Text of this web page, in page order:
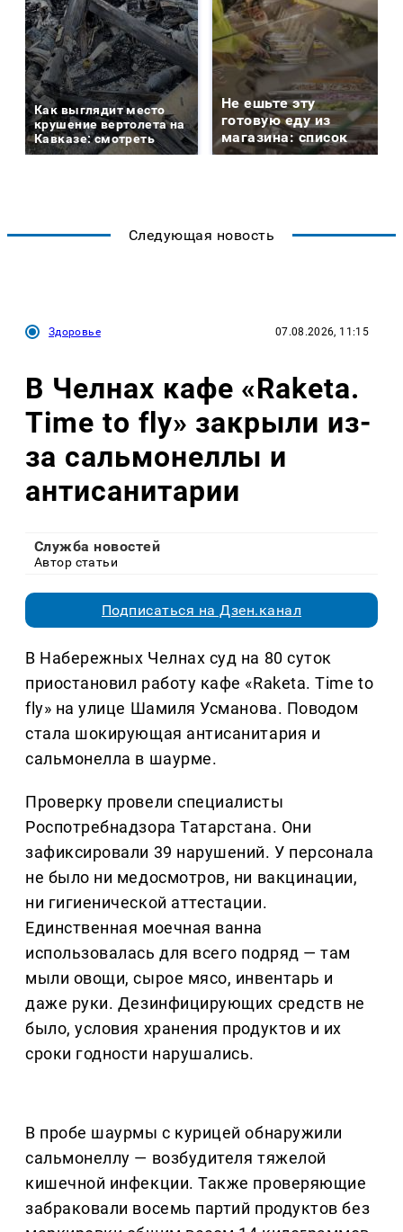
Как выглядит место
крушение вертолета на
Кавказе: смотреть
Не ешьте эту
готовую еду из
магазина: список
Следующая новость
Здоровье 07.08.2026, 11:15
В Челнах кафе «Raketa.
Time to fly» закрыли из-
за сальмонеллы и
антисанитарии
Служба новостей
Автор статьи
Подписаться на Дзен.канал
В Набережных Челнах суд на 80 суток
приостановил работу кафе «Raketa. Time to
fly» на улице Шамиля Усманова. Поводом
стала шокирующая антисанитария и
сальмонелла в шаурме.
Проверку провели специалисты
Роспотребнадзора Татарстана. Они
зафиксировали 39 нарушений. У персонала
не было ни медосмотров, ни вакцинации,
ни гигиенической аттестации.
Единственная моечная ванна
использовалась для всего подряд — там
мыли овощи, сырое мясо, инвентарь и
даже руки. Дезинфицирующих средств не
было, условия хранения продуктов и их
сроки годности нарушались.
В пробе шаурмы с курицей обнаружили
сальмонеллу — возбудителя тяжелой
кишечной инфекции. Также проверяющие
забраковали восемь партий продуктов без